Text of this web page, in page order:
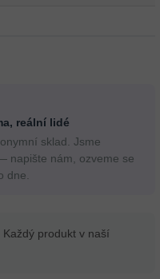
reální lidé
sklad. Jsme
napište nám, ozveme se
dne.
produkt v naší